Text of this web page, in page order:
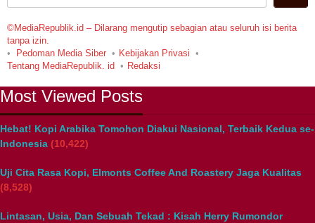
©MediaRepublik.id – Dilarang mengutip sebagian atau seluruh isi berita
tanpa izin.
Pedoman Media Siber
Kebijakan Privasi
Tentang MediaRepublik. id
Redaksi
Most Viewed Posts
Hebat! Kopi Arabika Tomohon Diakui Nasional, Terbaik Kedua se-
Indonesia (10,422)
Uji Cita Rasa Kopi, Elmonts Coffee And Roastery Jaga Kualitas
(8,528)
Lintasan, Usia, Dan Sebuah Tekad : Kisah Herry Rumondor